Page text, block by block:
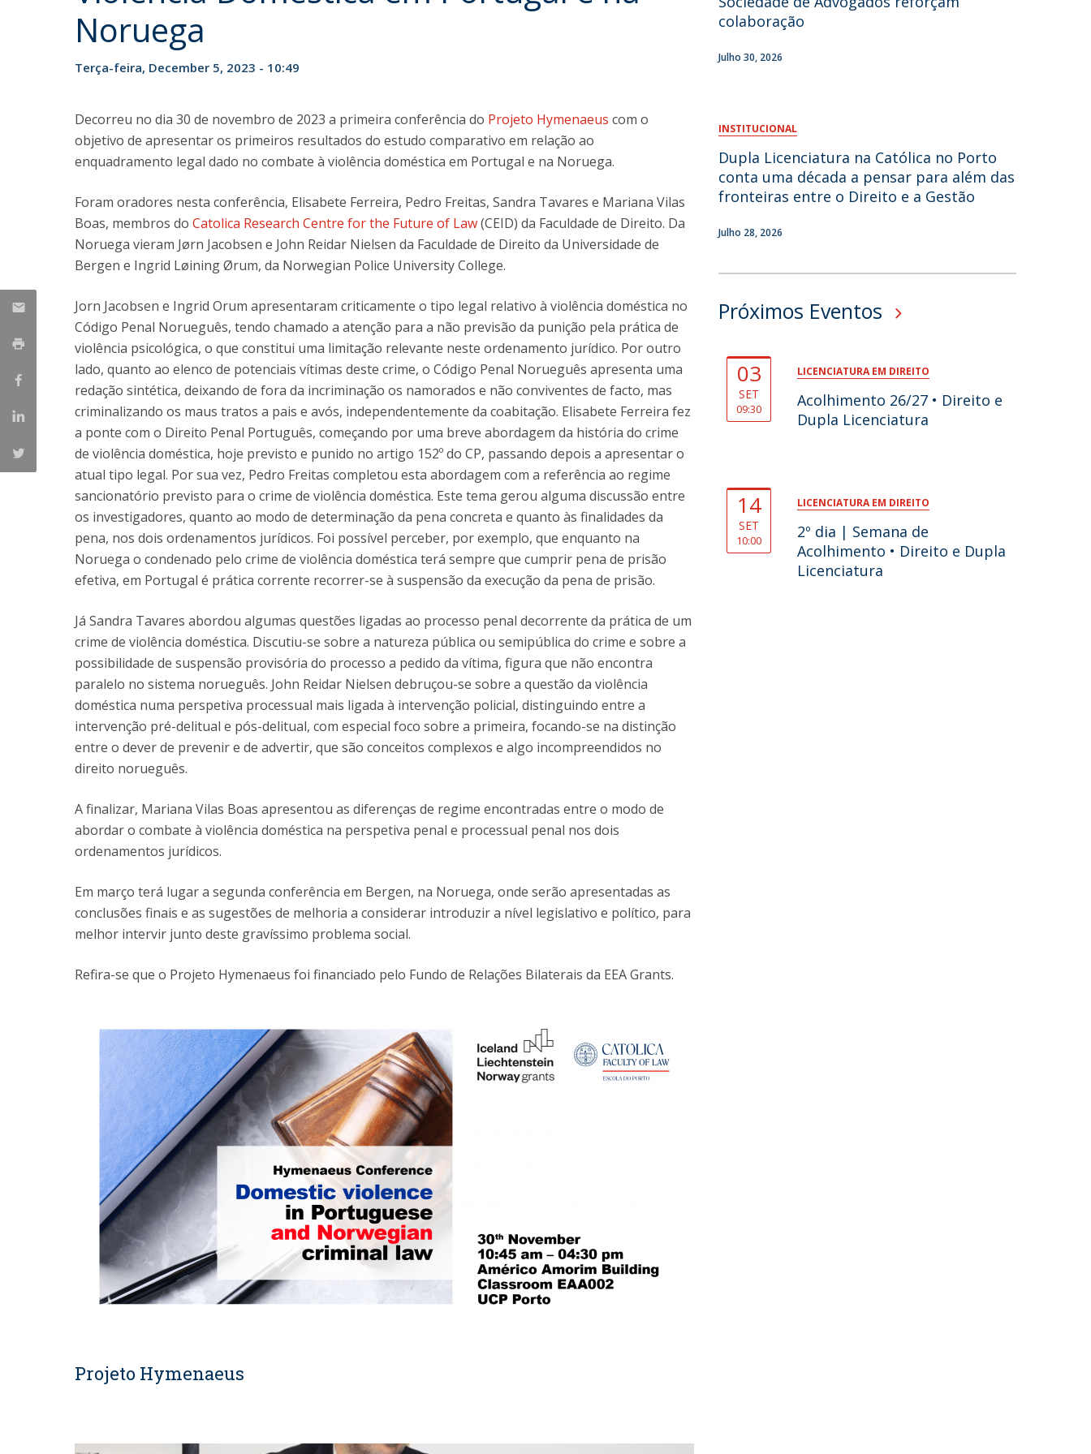
Ofertas de Emprego
Noruega
Terça-feira, December 5, 2023 - 10:49
Decorreu no dia 30 de novembro de 2023 a primeira conferência do Projeto Hymenaeus com o
objetivo de apresentar os primeiros resultados do estudo comparativo em relação ao
enquadramento legal dado no combate à violência doméstica em Portugal e na Noruega.
Foram oradores nesta conferência, Elisabete Ferreira, Pedro Freitas, Sandra Tavares e Mariana Vilas
Boas, membros do Catolica Research Centre for the Future of Law(CEID) da Faculdade de Direito. Da
Noruega vieram Jørn Jacobsen e John Reidar Nielsen da Faculdade de Direito da Universidade de
Bergen e Ingrid Løining Ørum, da Norwegian Police University College.
Jorn Jacobsen e Ingrid Orum apresentaram criticamente o tipo legal relativo à violência doméstica no
Código Penal Norueguês, tendo chamado a atenção para a não previsão da punição pela prática de
violência psicológica, o que constitui uma limitação relevante neste ordenamento jurídico. Por outro
lado, quanto ao elenco de potenciais vítimas deste crime, o Código Penal Norueguês apresenta uma
redação sintética, deixando de fora da incriminação os namorados e não conviventes de facto, mas
criminalizando os maus tratos a pais e avós, independentemente da coabitação. Elisabete Ferreira fez
a ponte com o Direito Penal Português, começando por uma breve abordagem da história do crime
de violência doméstica, hoje previsto e punido no artigo 152º do CP, passando depois a apresentar o
atual tipo legal. Por sua vez, Pedro Freitas completou esta abordagem com a referência ao regime
sancionatório previsto para o crime de violência doméstica. Este tema gerou alguma discussão entre
os investigadores, quanto ao modo de determinação da pena concreta e quanto às finalidades da
pena, nos dois ordenamentos jurídicos. Foi possível perceber, por exemplo, que enquanto na
Noruega o condenado pelo crime de violência doméstica terá sempre que cumprir pena de prisão
efetiva, em Portugal é prática corrente recorrer-se à suspensão da execução da pena de prisão.
Já Sandra Tavares abordou algumas questões ligadas ao processo penal decorrente da prática de um
crime de violência doméstica. Discutiu-se sobre a natureza pública ou semipública do crime e sobre a
possibilidade de suspensão provisória do processo a pedido da vítima, figura que não encontra
paralelo no sistema norueguês. John Reidar Nielsen debruçou-se sobre a questão da violência
doméstica numa perspetiva processual mais ligada à intervenção policial, distinguindo entre a
intervenção pré-delitual e pós-delitual, com especial foco sobre a primeira, focando-se na distinção
entre o dever de prevenir e de advertir, que são conceitos complexos e algo incompreendidos no
direito norueguês.
A finalizar, Mariana Vilas Boas apresentou as diferenças de regime encontradas entre o modo de
abordar o combate à violência doméstica na perspetiva penal e processual penal nos dois
ordenamentos jurídicos.
Em março terá lugar a segunda conferência em Bergen, na Noruega, onde serão apresentadas as
conclusões finais e as sugestões de melhoria a considerar introduzir a nível legislativo e político, para
melhor intervir junto deste gravíssimo problema social.
Refira-se que o Projeto Hymenaeus foi financiado pelo Fundo de Relações Bilaterais da EEA Grants.
Projeto Hymenaeus
colaboração
Julho 30, 2026
INSTITUCIONAL
Dupla Licenciatura na Católica no Porto
conta uma década a pensar para além das
fronteiras entre o Direito e a Gestão
Julho 28, 2026
Próximos Eventos
03
SET
09:30
LICENCIATURA EM DIREITO
Acolhimento 26/27 • Direito e
Dupla Licenciatura
14
SET
10:00
LICENCIATURA EM DIREITO
2º dia | Semana de
Acolhimento • Direito e Dupla
Licenciatura